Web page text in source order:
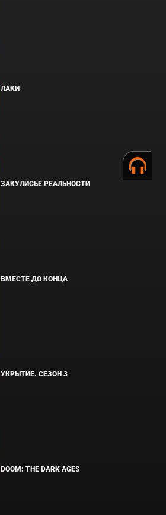
ЛАКИ
ЗАКУЛИСЬЕ РЕАЛЬНОСТИ
ВМЕСТЕ ДО КОНЦА
УКРЫТИЕ. СЕЗОН 3
DOOM: THE DARK AGES